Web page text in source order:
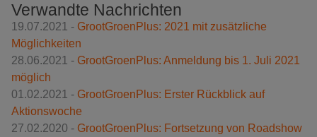
Verwandte Nachrichten
19.07.2021 - GrootGroenPlus: 2021 mit zusätzliche
Möglichkeiten
28.06.2021 - GrootGroenPlus: Anmeldung bis 1. Juli 2021
möglich
01.02.2021 - GrootGroenPlus: Erster Rückblick auf
Aktionswoche
27.02.2020 - GrootGroenPlus: Fortsetzung von Roadshow